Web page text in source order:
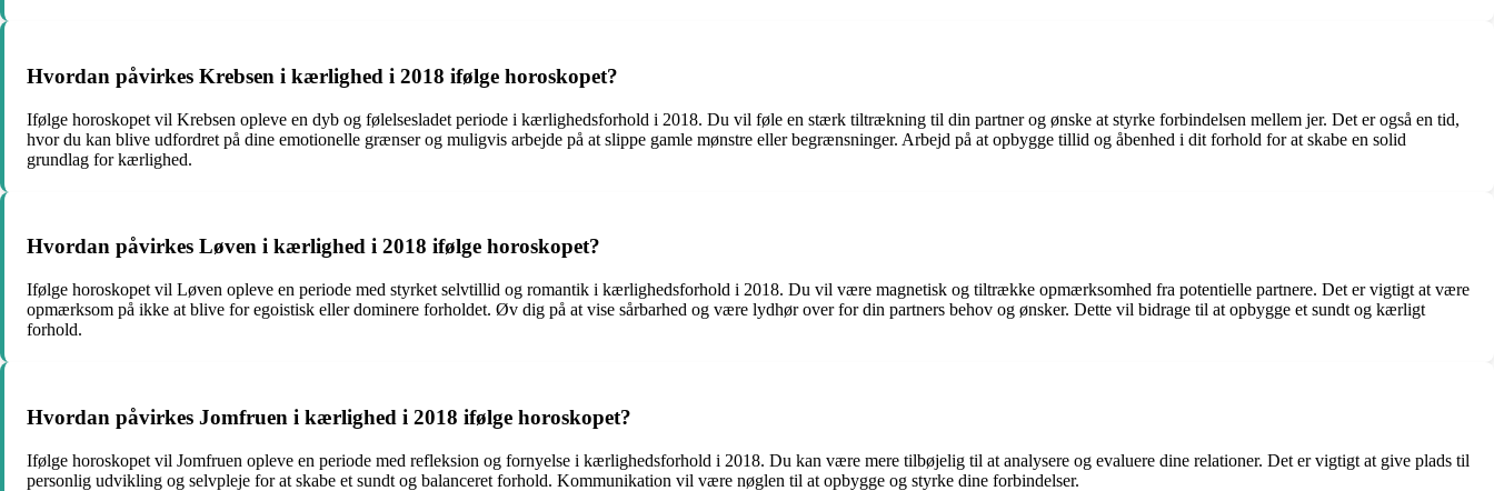
Hvordan påvirkes Krebsen i kærlighed i 2018 ifølge horoskopet?
Ifølge horoskopet vil Krebsen opleve en dyb og følelsesladet periode i kærlighedsforhold i 2018. Du vil føle en stærk tiltrækning til din partner og ønske at styrke forbindelsen mellem jer. Det er også en tid,
hvor du kan blive udfordret på dine emotionelle grænser og muligvis arbejde på at slippe gamle mønstre eller begrænsninger. Arbejd på at opbygge tillid og åbenhed i dit forhold for at skabe en solid
grundlag for kærlighed.
Hvordan påvirkes Løven i kærlighed i 2018 ifølge horoskopet?
Ifølge horoskopet vil Løven opleve en periode med styrket selvtillid og romantik i kærlighedsforhold i 2018. Du vil være magnetisk og tiltrække opmærksomhed fra potentielle partnere. Det er vigtigt at være
opmærksom på ikke at blive for egoistisk eller dominere forholdet. Øv dig på at vise sårbarhed og være lydhør over for din partners behov og ønsker. Dette vil bidrage til at opbygge et sundt og kærligt
forhold.
Hvordan påvirkes Jomfruen i kærlighed i 2018 ifølge horoskopet?
Ifølge horoskopet vil Jomfruen opleve en periode med refleksion og fornyelse i kærlighedsforhold i 2018. Du kan være mere tilbøjelig til at analysere og evaluere dine relationer. Det er vigtigt at give plads til
personlig udvikling og selvpleje for at skabe et sundt og balanceret forhold. Kommunikation vil være nøglen til at opbygge og styrke dine forbindelser.